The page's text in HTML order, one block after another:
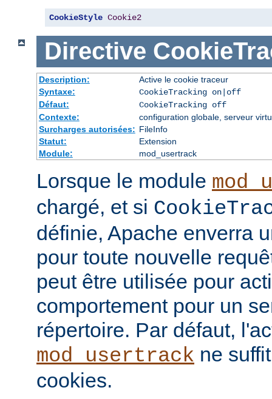
CookieStyle Cookie2
Directive
Description:
Active le cookie traceur
Syntaxe:
CookieTracking on|off
Défaut:
CookieTracking off
Contexte:
configuration globale, serveur
Surcharges autorisées: FileInfo
Statut:
Extension
Module:
mod_usertrack
Lorsque le module
chargé, et si
définie, Apache enverra
pour toute nouvelle
peut être utilisée pour
comportement pour un
répertoire. Par défaut,
mod_usertrack ne
cookies.